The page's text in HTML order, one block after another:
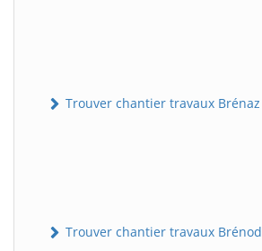
Trouver chantier travaux Brénaz
Trouver chantier travaux Brénod